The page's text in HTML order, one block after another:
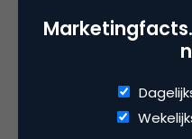
verantwoordelijk voor
- als autoriteit op het
ethiek - en onze
dossiers. Ik was van
Hoofdredacteur van
in 1995 af (hbo